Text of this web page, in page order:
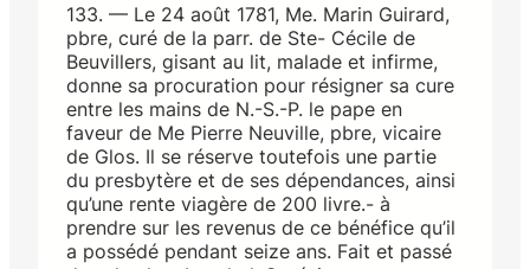
133. — Le 24 août 1781, Me. Marin Guirard,
pbre, curé de la parr. de Ste- Cécile de
Beuvillers, gisant au lit, malade et infirme,
donne sa procuration pour résigner sa cure
entre les mains de N.-S.-P. le pape en
faveur de Me Pierre Neuville, pbre, vicaire
de Glos. Il se réserve toutefois une partie
du presbytère et de ses dépendances, ainsi
qu’une rente viagère de 200 livre.- à
prendre sur les revenus de ce bénéfice qu’il
a possédé pendant seize ans. Fait et passé